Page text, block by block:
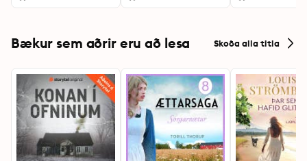
Bækur sem aðrir eru að lesa Skoða alla titla